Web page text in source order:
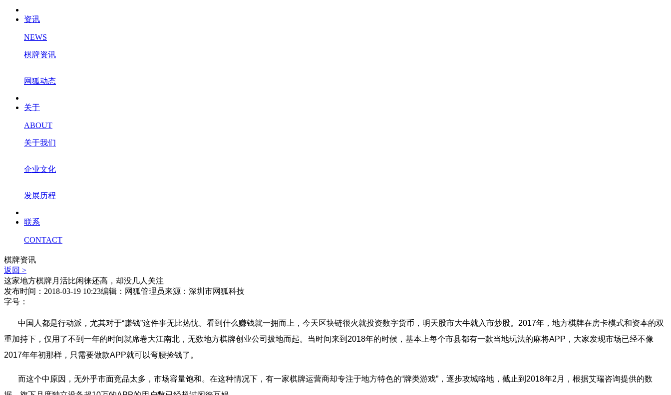
资讯
NEWS
棋牌资讯
网狐动态
关于
ABOUT
关于我们
企业文化
发展历程
联系
CONTACT
棋牌资讯
返回 >
这家地方棋牌月活比闲徕还高，却没几人关注
发布时间：2018-03-19 10:23编辑：网狐管理员来源：深圳市网狐科技
字号：
中国人都是行动派，尤其对于“赚钱”这件事无比热忱。 看到什么赚钱就一拥而上，今天区块链很火就投资数字货币，明天股市大牛就入市炒股。 2017年，地方棋牌在房卡模式和资本的双
重加持下，仅用了不到一年的时间就席卷大江南北，无数地方棋牌创业公司拔地而起。当时间来到 2018年的时候，基本上每个市县都有一款当地玩法的麻将APP ，大家发现市场已经不像
2017年年初那样，只需要做款APP就可以弯腰捡钱了。
而这个中原因，无外乎市面竞品太多，市场容量饱和。在这种情况下，有一家棋牌运营商却专注于地方特色的“牌类游戏”，逐步攻城略地，截止到 2018年2月，根据艾瑞咨询提供的数